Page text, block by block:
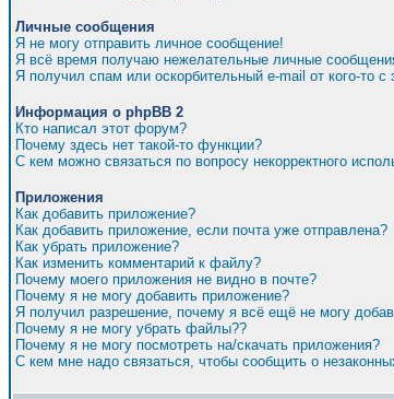
Личные сообщения
Я не могу отправить личное сообщение!
Я всё время получаю нежелательные личные
Я получил спам или оскорбительный e-mail от кого-то с
Информация о phpBB 2
Кто написал этот форум?
Почему здесь нет такой-то функции?
С кем можно связаться по вопросу некорректного
Приложения
Как добавить приложение?
Как добавить приложение, если почта уже отправлена?
Как убрать приложение?
Как изменить комментарий к файлу?
Почему моего приложения не видно в почте?
Почему я не могу добавить приложение?
Я получил разрешение, почему я всё ещё не могу
Почему я не могу убрать файлы??
Почему я не могу посмотреть на/скачать приложения?
С кем мне надо связаться, чтобы сообщить о